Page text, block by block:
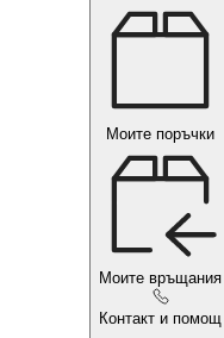
Моите поръчки
Моите връщания
Контакт и помощ